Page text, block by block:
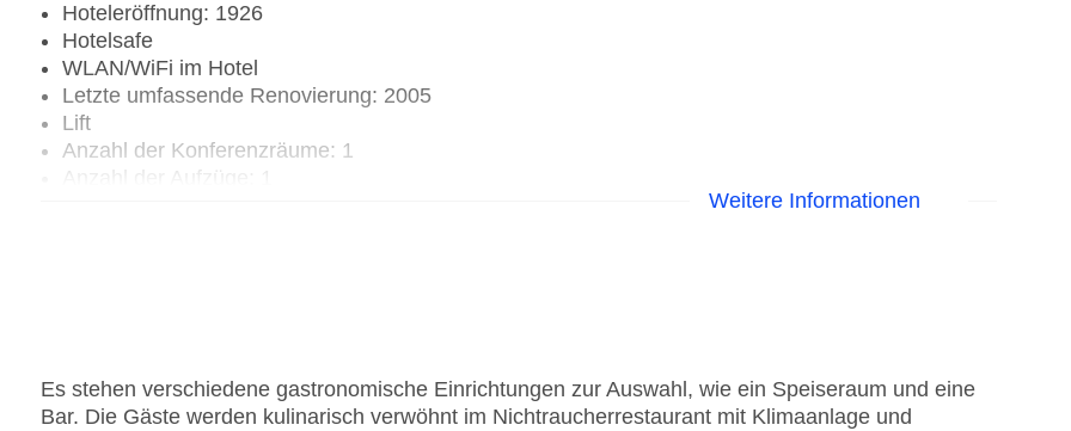
Hoteleröffnung: 1926
Hotelsafe
WLAN/WiFi im Hotel
Letzte umfassende Renovierung: 2005
Lift
Anzahl der Konferenzräume: 1
Anzahl der Aufzüge: 1
Weitere Informationen
Es stehen verschiedene gastronomische Einrichtungen zur Auswahl, wie ein Speiseraum und eine
Bar. Die Gäste werden kulinarisch verwöhnt im Nichtraucherrestaurant mit Klimaanlage und